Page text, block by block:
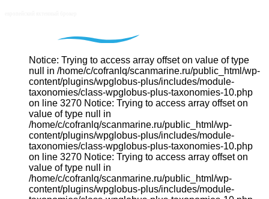
Notice: Trying to access array offset on value of type
null in /home/c/cofranlq/scanmarine.ru/public_html/wp-
content/plugins/wpglobus-plus/includes/module-
taxonomies/class-wpglobus-plus-taxonomies-10.php
on line 3270 Notice: Trying to access array offset on
value of type null in
/home/c/cofranlq/scanmarine.ru/public_html/wp-
content/plugins/wpglobus-plus/includes/module-
taxonomies/class-wpglobus-plus-taxonomies-10.php
on line 3270 Notice: Trying to access array offset on
value of type null in
/home/c/cofranlq/scanmarine.ru/public_html/wp-
content/plugins/wpglobus-plus/includes/module-